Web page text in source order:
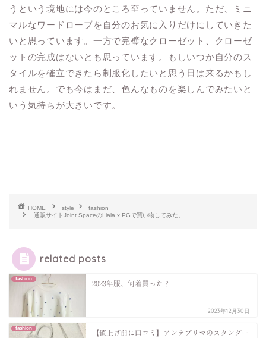
うという境地には今のところ至っていません。ただ、ミニ
マルなワードローブを自分のお気に入りだけにしていきた
いと思っています。一方で完璧なクローゼット、クローゼ
ットの完成はないとも思っています。もしいつか自分のス
タイルを確立できたら制服化したいと思う日は来るかもし
れません。でも今はまだ、色んなものを楽しんでみたいと
いう気持ちが大きいです。
HOME style
fashion
通販サイトJoint SpaceのLiala x PGで買い物してみた。
related posts
fashion
2023年服、何着買った？
2023年12月30日
fashion
【値上げ前に口コミ】アンテプリマのスタンダー